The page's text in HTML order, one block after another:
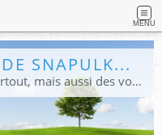
MENU
SNAPULK...
Le monde, à travers sa cuisine surtout, mais aussi des voyages, et des idées.